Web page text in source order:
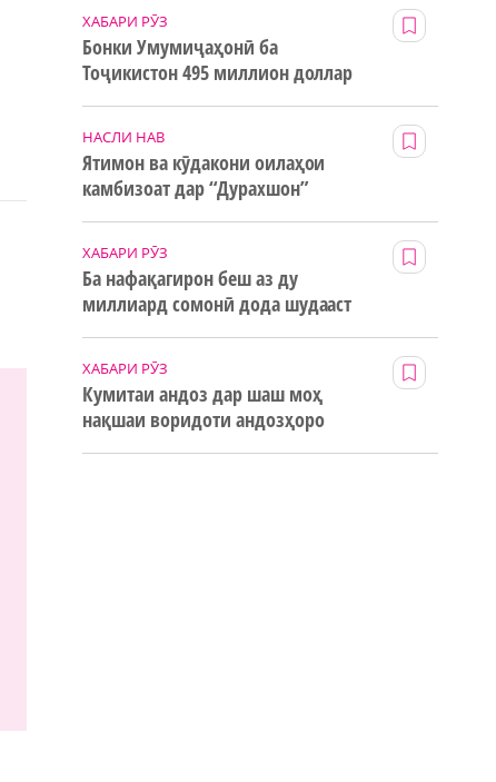
ХАБАРИ РӮЗ
Бонки Умумиҷаҳонӣ ба
Тоҷикистон 495 миллион доллар
НАСЛИ НАВ
Ятимон ва кӯдакони оилаҳои
камбизоат дар “Дурахшон”
ХАБАРИ РӮЗ
Ба нафақагирон беш аз ду
миллиард сомонӣ дода шудааст
ХАБАРИ РӮЗ
Кумитаи андоз дар шаш моҳ
нақшаи воридоти андозҳоро